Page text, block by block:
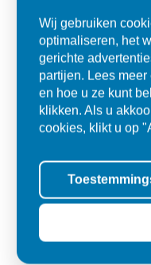
Wij gebruiken
optimaliseren, het
gerichte
partijen. Lees
en hoe u ze kunt
klikken. Als u
cookies, klikt u op